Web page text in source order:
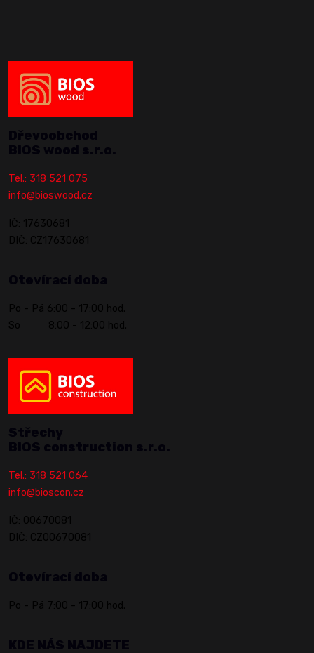
Dřevoobchod
BIOS wood s.r.o.
Tel.: 318 521 075
info@bioswood.cz
IČ: 17630681
DIČ: CZ17630681
Otevírací doba
Po - Pá 6:00 - 17:00 hod.
So 8:00 - 12:00 hod.
Střechy
BIOS construction s.r.o.
Tel.: 318 521 064
info@bioscon.cz
IČ: 00670081
DIČ: CZ00670081
Otevírací doba
Po - Pá 7:00 - 17:00 hod.
KDE NÁS NAJDETE